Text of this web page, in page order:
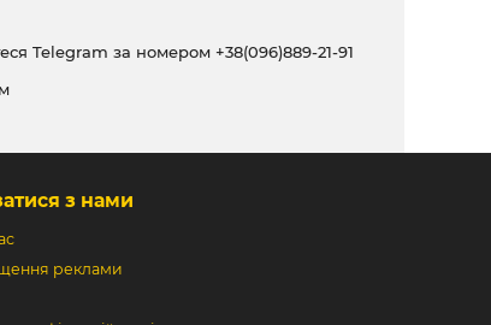
Telegram за номером +38(096)889-21-91
з нами
реклами